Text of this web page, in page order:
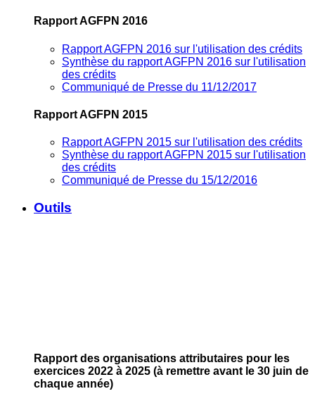
Rapport AGFPN 2016
Rapport AGFPN 2016 sur l'utilisation des crédits
Synthèse du rapport AGFPN 2016 sur l'utilisation
des crédits
Communiqué de Presse du 11/12/2017
Rapport AGFPN 2015
Rapport AGFPN 2015 sur l'utilisation des crédits
Synthèse du rapport AGFPN 2015 sur l'utilisation
des crédits
Communiqué de Presse du 15/12/2016
Outils
Rapport des organisations attributaires pour les
exercices 2022 à 2025 (à remettre avant le 30 juin de
chaque année)